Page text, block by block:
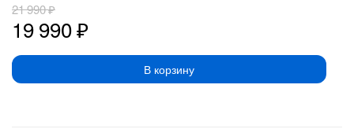
19 990₽
21 990₽
В корзину